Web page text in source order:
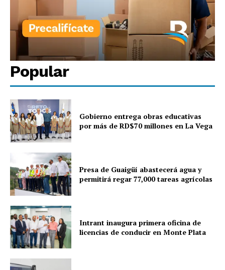
Popular
Gobierno entrega obras educativas
por más de RD$70 millones en La Vega
Presa de Guaigüí abastecerá agua y
permitirá regar 77,000 tareas agrícolas
Intrant inaugura primera oficina de
licencias de conducir en Monte Plata